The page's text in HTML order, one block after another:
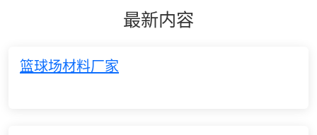
最新内容
篮球场材料厂家